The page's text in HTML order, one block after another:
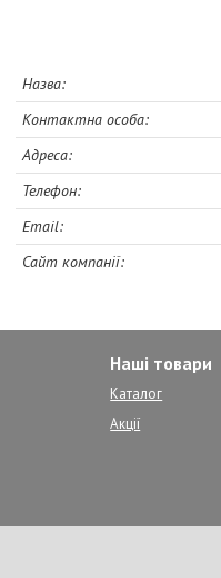
Наші товари
Каталог
Акції